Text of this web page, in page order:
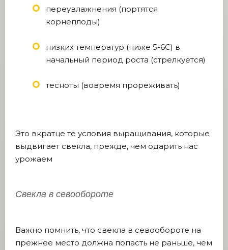
переувлажнения (портятся
корнеплоды)
низких температур (ниже 5-6C) в
начальный период роста (стрелкуется)
тесноты (вовремя прореживать)
Это вкратце те условия выращивания, которые
выдвигает свекла, прежде, чем одарить нас
урожаем
Свекла в севообороте
Важно помнить, что свекла в севообороте на
прежнее место должна попасть не раньше, чем